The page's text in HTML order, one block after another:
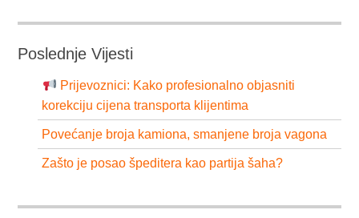
Poslednje Vijesti
Prijevoznici: Kako profesionalno objasniti
korekciju cijena transporta klijentima
Povećanje broja kamiona, smanjene broja vagona
Zašto je posao špeditera kao partija šaha?